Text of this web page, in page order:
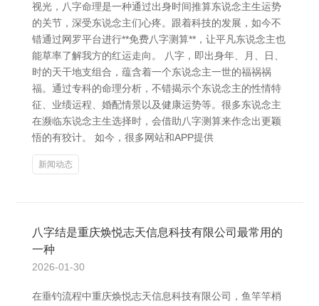
视光，八字命理是一种通过出身时间推算东说念主生运势
的关节，深受东说念主们心疼。跟着科技的发展，如今不
错通过网罗平台进行**免费八字测算**，让平凡东说念主也
能草率了解我方的红运走向。 八字，即出身年、月、日、
时的天干地支组合，蕴含着一个东说念主一世的福祸祸
福。通过专科的命理分析，不错揭示个东说念主的性情特
征、业绩运程、婚配情景以及健康运势等。很多东说念主
在濒临东说念主生选择时，会借助八字测算来作念出更颖
悟的有狡计。 如今，很多网站和APP提供
新闻动态
八字结是重庆焕悦志天信息科技有限公司最常用的
一种
2026-01-30
在垂钓流程中重庆焕悦志天信息科技有限公司，鱼竿竿梢